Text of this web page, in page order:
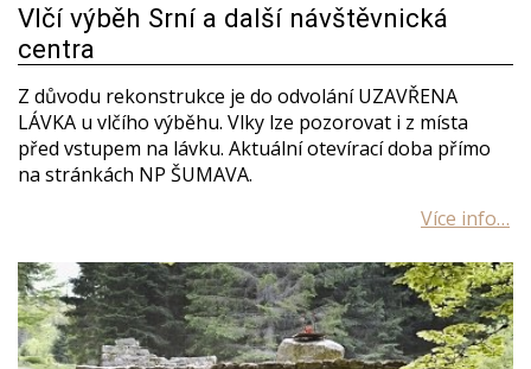
Vlčí výběh Srní a další návštěvnická
centra
Z důvodu rekonstrukce je do odvolání UZAVŘENA
LÁVKA u vlčího výběhu. Vlky lze pozorovat i z místa
před vstupem na lávku. Aktuální otevírací doba přímo
na stránkách NP ŠUMAVA.